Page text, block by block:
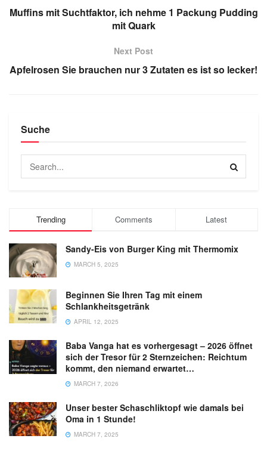
Muffins mit Suchtfaktor, ich nehme 1 Packung Pudding
mit Quark
Next Post
Apfelrosen Sie brauchen nur 3 Zutaten es ist so lecker!
Suche
Trending Comments Latest
Sandy-Eis von Burger King mit Thermomix
MARCH 5, 2025
Beginnen Sie Ihren Tag mit einem
Schlankheitsgetränk
APRIL 12, 2025
Baba Vanga hat es vorhergesagt – 2026 öffnet
sich der Tresor für 2 Sternzeichen: Reichtum
kommt, den niemand erwartet…
MARCH 7, 2026
Unser bester Schaschliktopf wie damals bei
Oma in 1 Stunde!
MARCH 7, 2025